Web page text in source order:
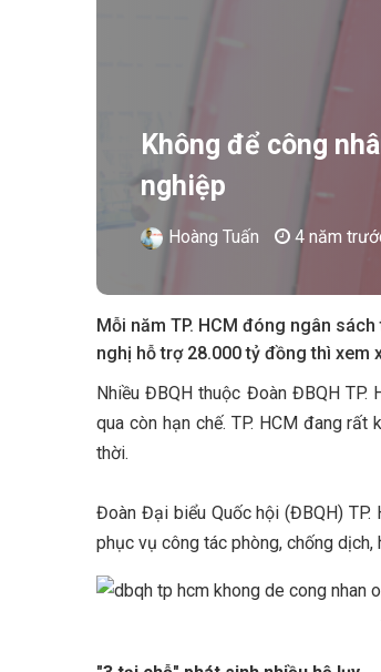
Không để công
nghiệp
Hoàng Tuấn 4 năm
Mỗi năm TP. HCM đóng ngân
nghị hỗ trợ 28.000 tỷ đồng thì
Nhiều ĐBQH thuộc Đoàn ĐBQH
qua còn hạn chế. TP. HCM đang
thời.
Đoàn Đại biểu Quốc hội (ĐBQH)
phục vụ công tác phòng, chống